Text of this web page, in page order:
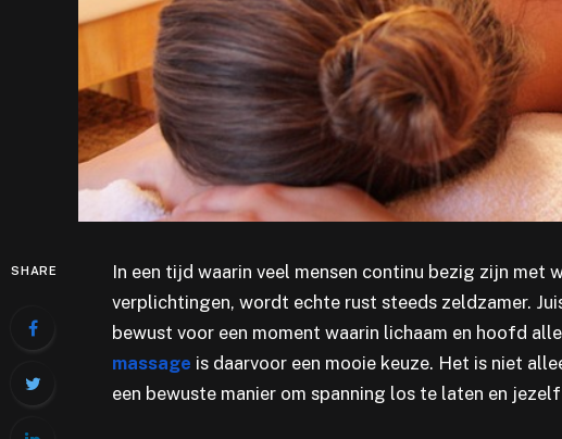
SHARE
In een tijd waarin veel mensen continu bezig zijn met
verplichtingen, wordt echte rust steeds zeldzamer.
bewust voor een moment waarin lichaam en hoofd
massage is daarvoor een mooie keuze. Het is niet
een bewuste manier om spanning los te laten en